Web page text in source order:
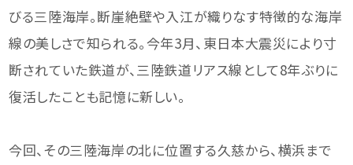
びる三陸海岸。断崖絶壁や入江が織りなす特徴的な海岸
線の美しさで知られる。今年3月、東日本大震災により寸
断されていた鉄道が、三陸鉄道リアス線として8年ぶりに
復活したことも記憶に新しい。
今回、その三陸海岸の北に位置する久慈から、横浜まで